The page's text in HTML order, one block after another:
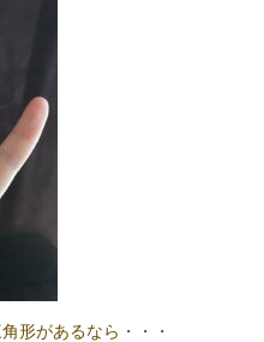
形があるなら・・・